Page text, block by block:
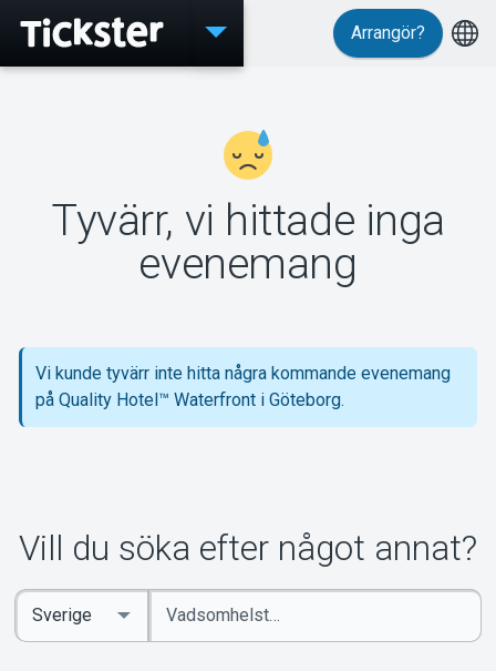
Evenemang
MyTickster
Support
Arrangör?
Tyvärr, vi hittade inga
evenemang
Vi kunde tyvärr inte hitta några kommande evenemang
på Quality Hotel™ Waterfront i Göteborg.
Vill du söka efter något annat?
Ange
sökord
Select
Country